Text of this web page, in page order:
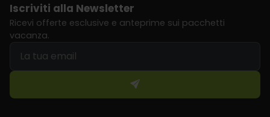
Iscriviti alla Newsletter
Ricevi offerte esclusive e anteprime sui pacchetti
vacanza.